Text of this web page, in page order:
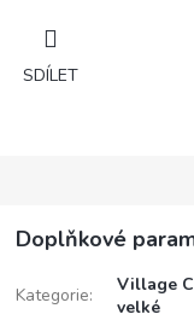
SDÍLET
Doplňkové
Kategorie:
Village
velké